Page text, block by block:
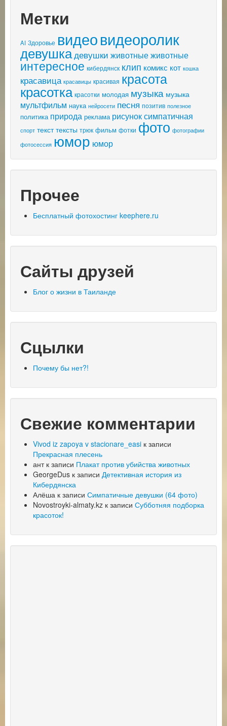
Метки
AI Здоровье видеовидеоролик
девушка девушки животныеживотные
интересное кибердянск клип комикс кот кошка
красавица красавицы красивая красота
красотка красотки молодая музыка музыка
мультфильм наука нейросети песня позитив полезное
политика природа реклама рисуноксимпатичная
спорт текст тексты трюк фильм фотки фото фотографии
фотосессия юмор юмор
Прочее
Бесплатный фотохостинг keephere.ru
Сайты друзей
Блог о жизни в Таиланде
Сцылки
Почему бы нет?!
Свежие комментарии
Vivod iz zapoya v stacionare_easi к записи
Прекрасная плесень
антк записи Плакат против убийства животных
GeorgeDus к записи Детективная история из
Кибердянска
Алёша к записи Симпатичные девушки (64 фото)
Novostroyki-almaty.kz к записи Субботняя подборка
красоток!